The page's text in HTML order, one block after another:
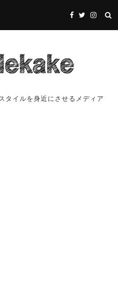
タイルを身近にさせるメディア